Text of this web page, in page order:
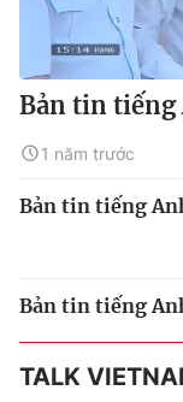
Bản tin tiếng
1 năm trước
Bản tin tiếng
Bản tin tiếng
TALK